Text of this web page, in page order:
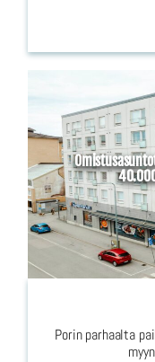
Porin parhaalta